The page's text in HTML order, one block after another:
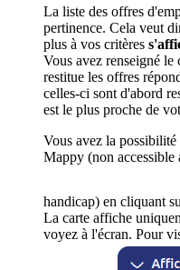
La liste des offres
pertinence. Cela veut
plus à vos critères
Vous avez renseigné
restitue les offres
celles-ci sont d'abord
est le plus proche de
Vous avez la
Mappy (non accessible
handicap) en cliquant
La carte affiche
voyez à l'écran. Pour